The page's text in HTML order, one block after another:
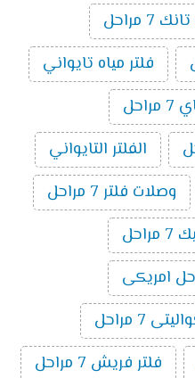
مراحل
فلتر مياه تايواني
الفلتر التايواني
وصلات فلتر 7 مراحل
امريكى
7 مراحل
فلتر فريش 7 مراحل